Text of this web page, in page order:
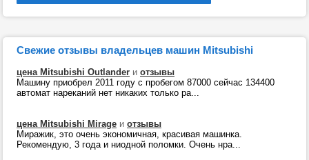
Свежие отзывы владельцев машин Mitsubishi
цена Mitsubishi Outlander и отзывы
Машину приобрел 2011 году с пробегом 87000 сейчас 134400
автомат нареканий нет никаких только ра...
цена Mitsubishi Mirage и отзывы
Миражик, это очень экономичная, красивая машинка.
Рекомендую, 3 года и ниодной поломки. Очень нра...